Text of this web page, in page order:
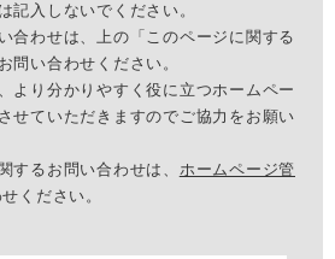
入しないでください。
合わせは、上の「このページに関する
問い合わせください。
より分かりやすく役に立つホームペー
せていただきますのでご協力をお願い
するお問い合わせは、 ホームページ管
ください。